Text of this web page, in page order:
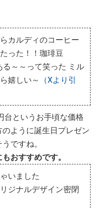
カルディのコーヒー
った！！珈琲豆
～～って笑った ミル
嬉しい～
（Xより引
台というお手頃な価格
ように誕生日プレゼン
ですね。
おすすめです。
いました
ジナルデザイン密閉